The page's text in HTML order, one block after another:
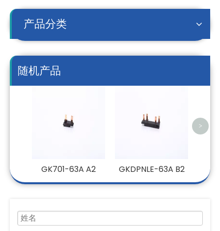
产品分类
随机产品
GK701-63A A2 GKDPNLE-63A B2
>